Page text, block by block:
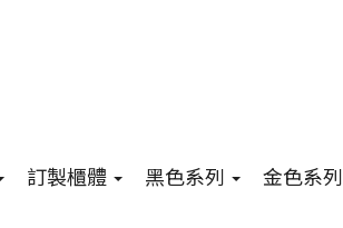
訂製櫃體 黑色系列 金色系列